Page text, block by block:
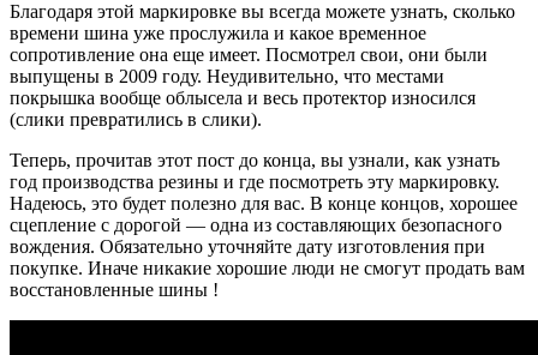
Благодаря этой маркировке вы всегда можете узнать, сколько
времени шина уже прослужила и какое временное
сопротивление она еще имеет. Посмотрел свои, они были
выпущены в 2009 году. Неудивительно, что местами
покрышка вообще облысела и весь протектор износился
(слики превратились в слики).
Теперь, прочитав этот пост до конца, вы узнали, как узнать
год производства резины и где посмотреть эту маркировку.
Надеюсь, это будет полезно для вас. В конце концов, хорошее
сцепление с дорогой — одна из составляющих безопасного
вождения. Обязательно уточняйте дату изготовления при
покупке. Иначе никакие хорошие люди не смогут продать вам
восстановленные шины !